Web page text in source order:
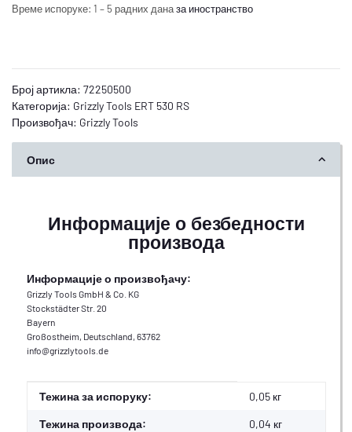
Време испоруке: 1 – 5 радних даназа иностранство
Број артикла: 72250500
Категорија: Grizzly Tools ERT 530 RS
Произвођач: Grizzly Tools
Опис
Информације о безбедности
производа
Информације о произвођачу:
Grizzly Tools GmbH & Co. KG
Stockstädter Str. 20
Bayern
Großostheim, Deutschland, 63762
info@grizzlytools.de
#productDetails.itemInformation#
#productDetails.itemValue#
Тежина за испоруку: 0,05 кг
Тежина производа: 0,04 кг